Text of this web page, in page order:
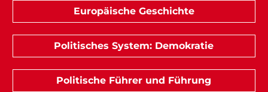
Europäische Geschichte
Politisches System: Demokratie
Politische Führer und Führung